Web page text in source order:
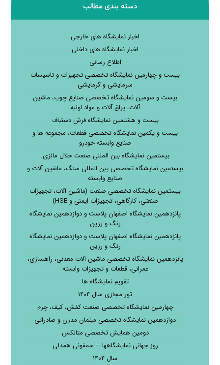
دسته بندی مطالب
اخبار نمایشگاه های خارجی
اخبار نمایشگاه های داخلی
اطلاع رسانی
بیست و چهارمین نمایشگاه تخصصی تجهیزات و تاسیسات
سرمایشی و گرمایشی
بیست و سومین نمایشگاه تخصصی صنایع چوب، ماشین
آلات، یراق آلات و مواد اولیه
بیست و هشتمین نمایشگاه فرش دستباف
بیست و یکمین نمایشگاه تخصصی قطعات، مجموعه ها و
صنایع وابسته خودرو
بیستمین نمایشگاه بین المللی صنعت حلال مالزی.
بیستمین نمایشگاه تخصصی بین المللی سنگ، ماشین آلات و
صنایع وابسته
بیستمین نمایشگاه تخصصی صنعت (ماشین آلات، تجهیزات
صنعتی، کارگاهی، تجهیزات ایمنی و HSE)
پانزدهمین نمایشگاه اصفهان پلاست و دوازدهمین نمایشگاه
رنگ و رزین
پانزدهمین نمایشگاه اصفهان پلاست و دوازدهمین نمایشگاه
رنگ و رزین
پانزدهمین نمایشگاه تخصصی ماشین آلات معدنی، راهسازی،
عمرانی، قطعات و تجهیزات وابسته
تقویم نمایشگاه ها
تور مجازی سال ۱۴۰۴
چهارمین نمایشگاه تخصصی صنعت کفش، کیف، چرم
دوازدهمین نمایشگاه تخصصی مبلمان مدرن و صادراتی
دومین همایش تخصصی متالکس
روز جهانی نمایشگاهها – سمفونی همدلی
سال ۱۴۰۴